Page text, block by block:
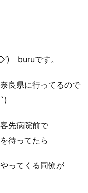
ゞburuです。
良県に行ってるので
先病院前で
待ってたら
ってくる同僚が